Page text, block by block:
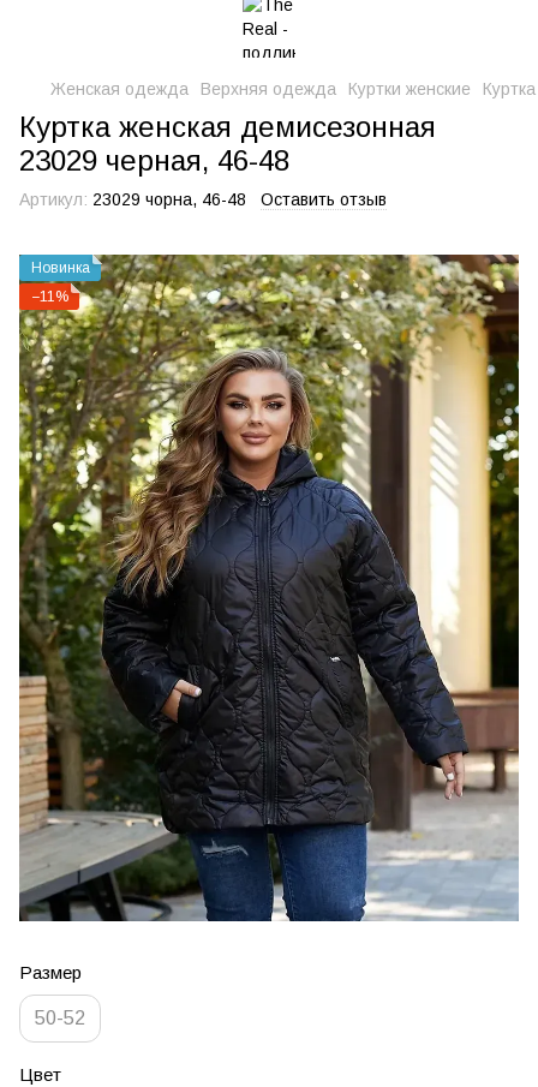
Женская одежда Верхняя одежда Куртки женские
Куртка женская демисезонная
23029 черная, 46-48
Артикул: 23029 чорна, 46-48 Оставить отзыв
Новинка
−11%
Размер
50-52
Цвет